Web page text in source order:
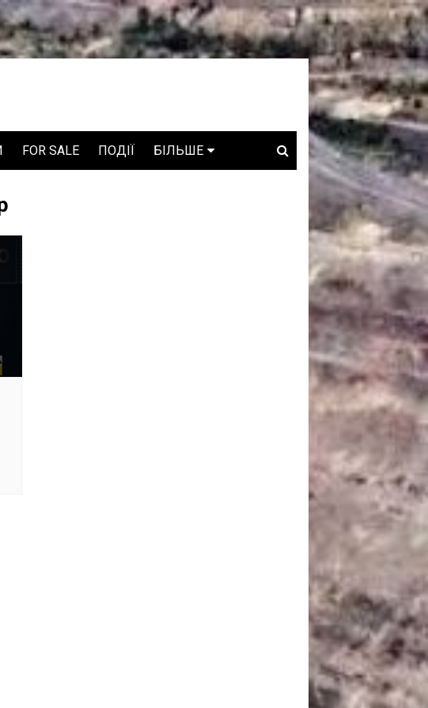
FOR SALE ПОДІЇ БІЛЬШЕ